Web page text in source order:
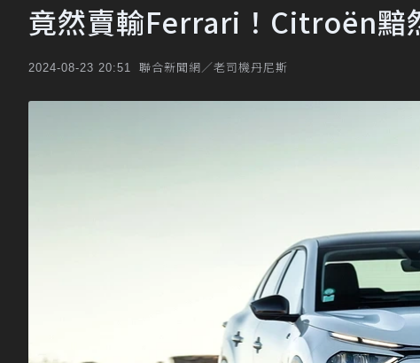
竟然賣輸Ferrari！Citroën黯
2024-08-23 20:51 聯合新聞網／老司機丹尼斯